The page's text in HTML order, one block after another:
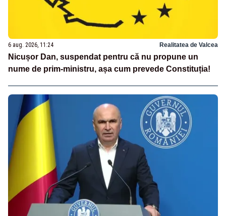
6 aug. 2026, 11:24 Realitatea de Valcea
Nicușor Dan, suspendat pentru că nu propune un
nume de prim-ministru, așa cum prevede Constituția!